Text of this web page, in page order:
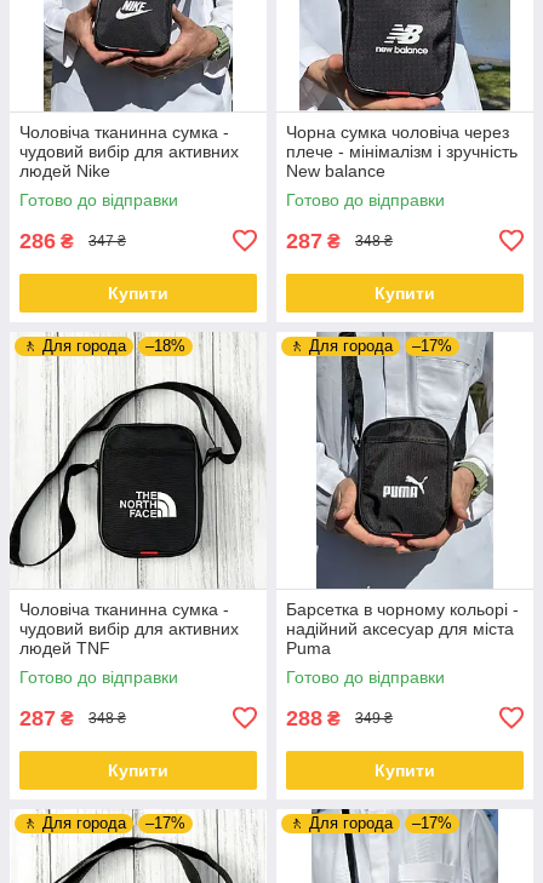
Чоловіча тканинна сумка -
чудовий вибір для активних
людей Nike
Готово до відправки
286 ₴ 347 ₴
Купити
Чорна сумка чоловіча через
плече - мінімалізм і зручність
New balance
Готово до відправки
287 ₴ 348 ₴
Купити
🚶 Для города –18%
Чоловіча тканинна сумка -
чудовий вибір для активних
людей TNF
Готово до відправки
287 ₴ 348 ₴
Купити
🚶 Для города –17%
Барсетка в чорному кольорі -
надійний аксесуар для міста
Puma
Готово до відправки
288 ₴ 349 ₴
Купити
🚶 Для города –17% 🚶 Для города –17%